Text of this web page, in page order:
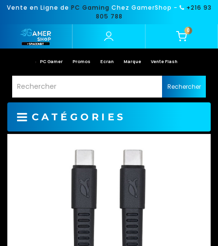
Vente en Ligne de PC Gaming Chez GamerShop -
+216 93
805 788
0
PC Gamer Promos Ecran Marque Vente Flash
Rechercher
CATÉGORIES